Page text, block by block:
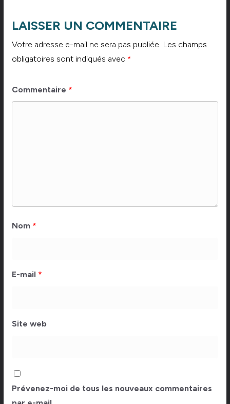
LAISSER UN COMMENTAIRE
Votre adresse e-mail ne sera pas publiée. Les champs
obligatoires sont indiqués avec *
Commentaire *
Nom *
E-mail *
Site web
Prévenez-moi de tous les nouveaux commentaires